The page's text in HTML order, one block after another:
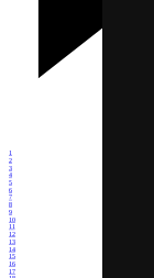
1
2
3
4
5
6
7
8
9
10
11
12
13
14
15
16
17